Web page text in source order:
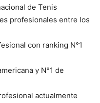
de Tenis
profesionales entre los
con ranking N°1
y N°1 de
actualmente